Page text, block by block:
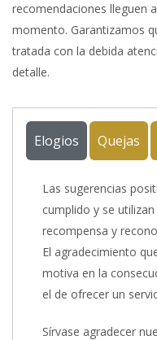
recomendaciones lleguen
momento. Garantizamos
tratada con la debida
detalle.
Elogios Quejas
Las sugerencias
cumplido y se
recompensa y
El agradecimiento
motiva en la
el de ofrecer un
Sírvase agradecer